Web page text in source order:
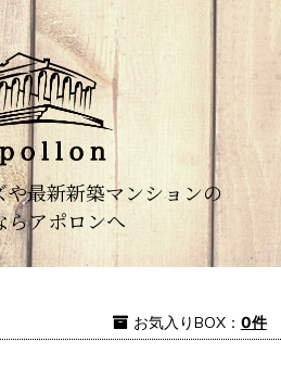
や最新新築マンションの
らアポロンへ
お気入りBOX： 0件